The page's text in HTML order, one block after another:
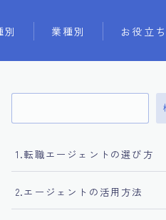
別 業種別 お役立
1.転職エージェントの選び方
2.エージェントの活用方法